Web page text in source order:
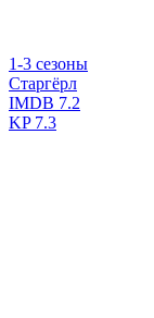
1-3 сезоны
Старгёрл
IMDB 7.2
KP7.3